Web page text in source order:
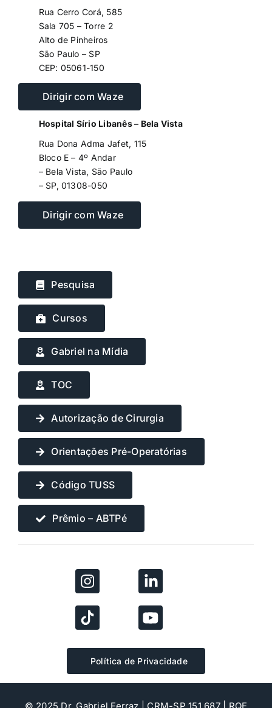
Rua Cerro Corá, 585
Sala 705 – Torre 2
Alto de Pinheiros
São Paulo – SP
CEP: 05061-150
Dirigir com Waze
Hospital Sírio Libanês – Bela Vista
Rua Dona Adma Jafet, 115
Bloco E – 4º Andar
– Bela Vista, São Paulo
– SP, 01308-050
Dirigir com Waze
Pesquisa
Cursos
Gabriel na Mídia
TOC
Autorização de Cirurgia
Orientações Pré-Operatórias
Código TUSS
Prêmio – ABTPé
Política de Privacidade